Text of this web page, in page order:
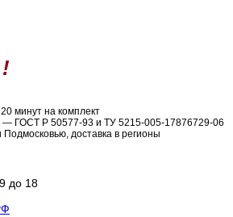
минут на комплект
— ГОСТ Р 50577-93 и ТУ 5215-005-17876729-06
доставка в регионы
до 18